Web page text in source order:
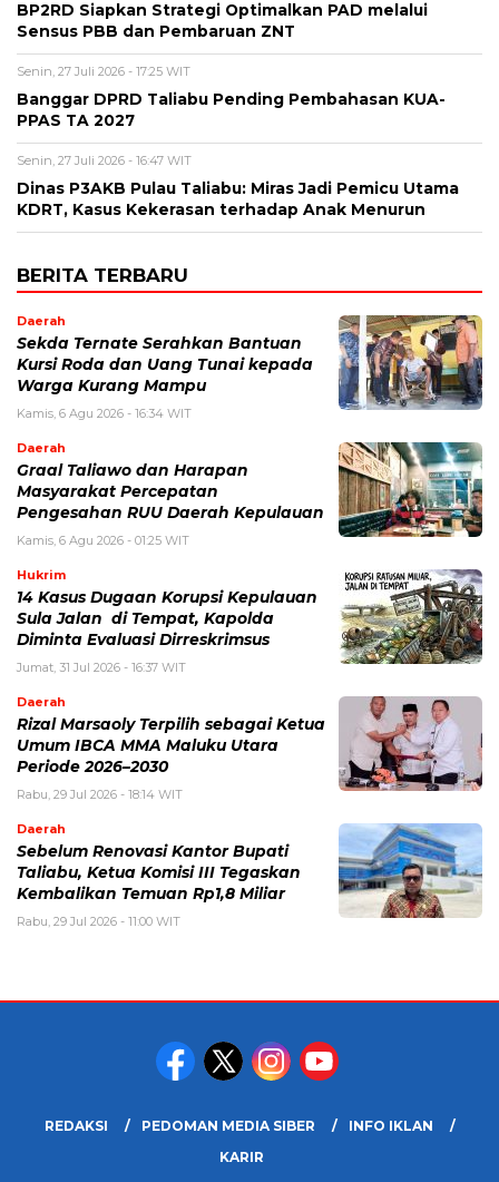
BP2RD Siapkan Strategi Optimalkan PAD melalui
Sensus PBB dan Pembaruan ZNT
Senin, 27 Juli 2026 - 17:25 WIT
Banggar DPRD Taliabu Pending Pembahasan KUA-
PPAS TA 2027
Senin, 27 Juli 2026 - 16:47 WIT
Dinas P3AKB Pulau Taliabu: Miras Jadi Pemicu Utama
KDRT, Kasus Kekerasan terhadap Anak Menurun
BERITA TERBARU
Daerah
Sekda Ternate Serahkan Bantuan
Kursi Roda dan Uang Tunai kepada
Warga Kurang Mampu
Kamis, 6 Agu 2026 - 16:34 WIT
Daerah
Graal Taliawo dan Harapan
Masyarakat Percepatan
Pengesahan RUU Daerah Kepulauan
Kamis, 6 Agu 2026 - 01:25 WIT
Hukrim
14 Kasus Dugaan Korupsi Kepulauan
Sula Jalan di Tempat, Kapolda
Diminta Evaluasi Dirreskrimsus
Jumat, 31 Jul 2026 - 16:37 WIT
Daerah
Rizal Marsaoly Terpilih sebagai Ketua
Umum IBCA MMA Maluku Utara
Periode 2026–2030
Rabu, 29 Jul 2026 - 18:14 WIT
Daerah
Sebelum Renovasi Kantor Bupati
Taliabu, Ketua Komisi III Tegaskan
Kembalikan Temuan Rp1,8 Miliar
Rabu, 29 Jul 2026 - 11:00 WIT
REDAKSI PEDOMAN MEDIA SIBER
INFO IKLAN
KARIR